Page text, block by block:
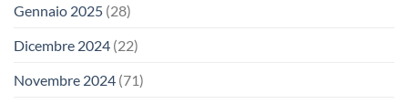
Gennaio 2025 (28)
Dicembre 2024 (22)
Novembre 2024 (71)